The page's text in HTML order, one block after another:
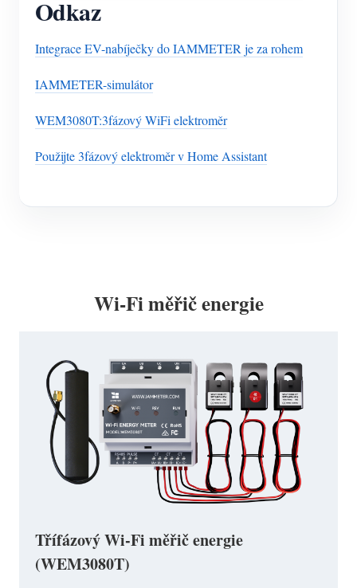
Odkaz
Integrace EV-nabíječky do IAMMETER je za rohem
IAMMETER-simulátor
WEM3080T:3fázový WiFi elektroměr
Použijte 3fázový elektroměr v Home Assistant
Wi-Fi měřič energie
Třífázový Wi-Fi měřič energie
(WEM3080T)